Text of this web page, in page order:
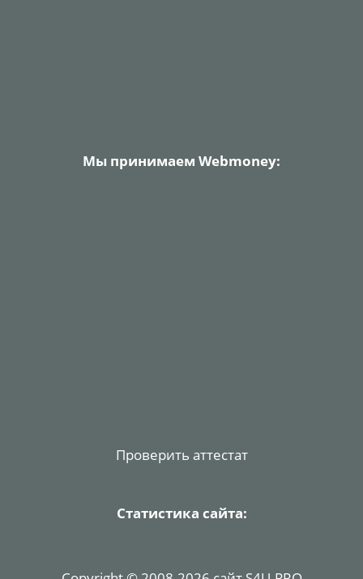
Мы принимаем Webmoney:
Проверить аттестат
Статистика сайта: